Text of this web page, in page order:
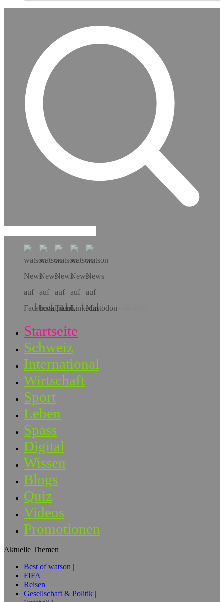
Hol dir die App!
Startseite
Schweiz
International
Wirtschaft
Sport
Leben
Spass
Digital
Wissen
Blogs
Quiz
Videos
Promotionen
Aktuelle Themen
Best of watson
FIFA
Reisen
Gesellschaft & Politik